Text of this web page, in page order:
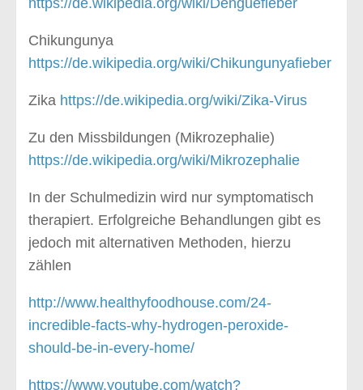
https://de.wikipedia.org/wiki/Denguefieber
Chikungunya
https://de.wikipedia.org/wiki/Chikungunyafieber
Zika https://de.wikipedia.org/wiki/Zika-Virus
Zu den Missbildungen (Mikrozephalie)
https://de.wikipedia.org/wiki/Mikrozephalie
In der Schulmedizin wird nur symptomatisch
therapiert. Erfolgreiche Behandlungen gibt es
jedoch mit alternativen Methoden, hierzu
zählen
http://www.healthyfoodhouse.com/24-
incredible-facts-why-hydrogen-peroxide-
should-be-in-every-home/
https://www.youtube.com/watch?